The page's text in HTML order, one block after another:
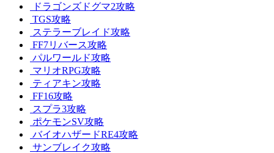
ドラゴンズドグマ2攻略
TGS攻略
ステラーブレイド攻略
FF7リバース攻略
パルワールド攻略
マリオRPG攻略
ティアキン攻略
FF16攻略
スプラ3攻略
ポケモンSV攻略
バイオハザードRE4攻略
サンブレイク攻略